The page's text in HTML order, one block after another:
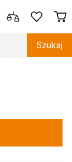
Szukaj